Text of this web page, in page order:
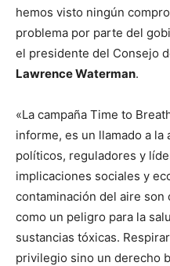
hemos visto ningún
problema por parte del
el presidente del Consejo
Lawrence Waterman.
«La campaña Time to
informe, es un llamado a
políticos, reguladores y
implicaciones sociales y
contaminación del aire
como un peligro para la
sustancias tóxicas.
privilegio sino un derecho